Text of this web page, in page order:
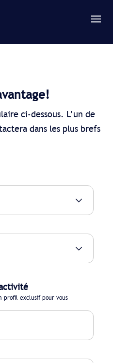
ci-dessous. L’un de
dans les plus brefs
profil exclusif pour vous